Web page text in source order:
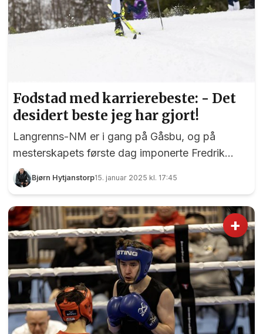
Fodstad med karrierebeste: - Det
desidert beste jeg har gjort!
Langrenns-NM er i gang på Gåsbu, og på
mesterskapets første dag imponerte Fredrik
Gerardo Fodstad med å gå inn til karrierebeste. -
Ja, dette var det desidert beste jeg har gjort –
meget fornøyd 24-åring til EidsvollPuls etter sin
40. plass på 10 km klassisk med intervallstart.
Her har Fredrik Gerardo Fodstad gått litt over 1
km. Til høyre ser vi kompis Vetle Leander
Johansen gjøre alt han kan for å pushe "vår"
mann. Foto: Bjørn Hytjanstorp
Bjørn Hytjanstorp15. januar 2025 kl. 17:45
+